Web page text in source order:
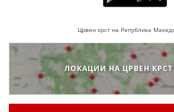
Црвен крст на Република
ЛОКАЦИИ НА ЦРВЕН